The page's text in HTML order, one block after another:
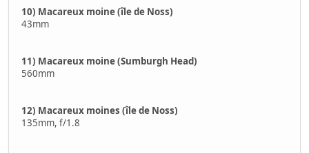
10) Macareux moine (île de Noss)
43mm
11) Macareux moine (Sumburgh Head)
560mm
12) Macareux moines (île de Noss)
135mm, f/1.8